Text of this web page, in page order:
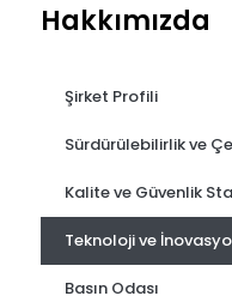
Hakkımızda
Şirket Profili
Sürdürülebilirlik ve
Kalite ve Güvenlik
Teknoloji ve
Basın Odası